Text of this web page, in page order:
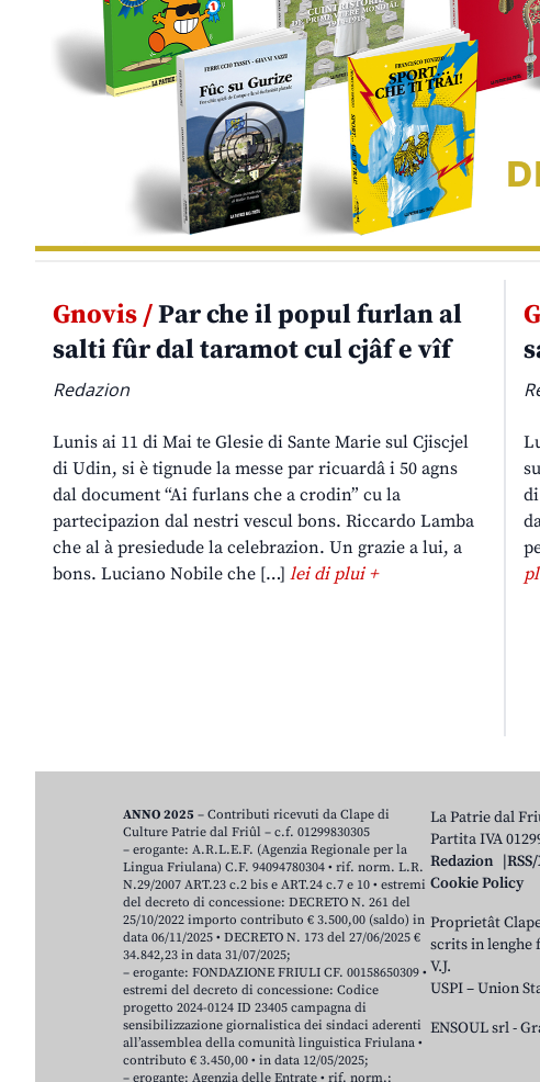
Gnovis /Par che il popul furlan al
salti fûr dal taramot cul cjâf e vîf
Redazion
Lunis ai 11 di Mai te Glesie di Sante Marie sul Cjiscjel
di Udin, si è tignude la messe par ricuardâ i 50 agns
dal document “Ai furlans che a crodin” cu la
partecipazion dal nestri vescul bons. Riccardo Lamba
che al à presiedude la celebrazion. Un grazie a lui, a
bons. Luciano Nobile che […] lei di plui +
La Patrie dal
Partita IVA
Redazion
Cookie Policy
Proprietât
scrits in lenghe
V.J.
USPI – Union
ENSOUL srl-
ANNO 2025 – Contributi ricevuti da Clape di
Culture Patrie dal Friûl – c.f. 01299830305
– erogante: A.R.L.E.F. (Agenzia Regionale per la
Lingua Friulana) C.F. 94094780304 • rif. norm. L.R.
N.29/2007 ART.23 c.2 bis e ART.24 c.7 e 10 • estremi
del decreto di concessione: DECRETO N. 261 del
25/10/2022 importo contributo € 3.500,00 (saldo) in
data 06/11/2025 • DECRETO N. 173 del 27/06/2025 €
34.842,23 in data 31/07/2025;
– erogante: FONDAZIONE FRIULI CF. 00158650309 •
estremi del decreto di concessione: Codice
progetto 2024-0124 ID 23405 campagna di
sensibilizzazione giornalistica dei sindaci aderenti
all’assemblea della comunità linguistica Friulana •
contributo € 3.450,00 • in data 12/05/2025;
– erogante: Agenzia delle Entrate • rif. norm.: